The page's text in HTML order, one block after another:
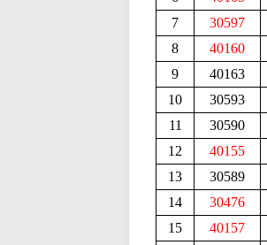
7
30597
8
40160
9
40163
10
30593
11
30590
12
40155
13
30589
14
30476
15
40157